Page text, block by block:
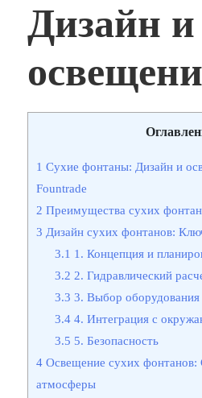
Дизайн и
1 Сухие фонтаны: Дизайн и
Fountrade
2 Преимущества сухих
3 Дизайн сухих фонтанов:
3.1 1. Концепция и
3.2 2. Гидравлический
3.3 3. Выбор оборудования
3.4 4. Интеграция с
3.5 5. Безопасность
4 Освещение сухих фонтанов:
атмосферы